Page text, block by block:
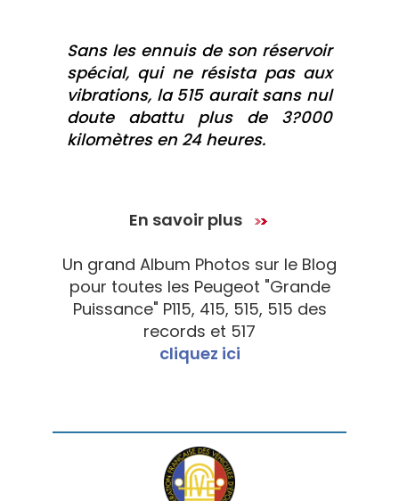
Sans les ennuis de son réservoir
spécial, qui ne résista pas aux
vibrations, la 515 aurait sans nul
doute abattu plus de 3?000
kilomètres en 24 heures.
En savoir plus
Un grand Album Photos sur le Blog
pour toutes les Peugeot "Grande
Puissance" P115, 415, 515, 515 des
records et 517
cliquez ici